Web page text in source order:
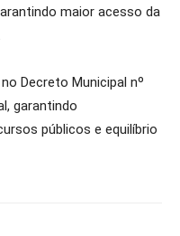
maior acesso da
Decreto Municipal nº
garantindo
públicos e equilíbrio